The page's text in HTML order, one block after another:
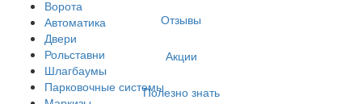
Отзывы
Акции
Полезно знать
Ворота
Автоматика
Двери
Рольставни
Шлагбаумы
Парковочные системы